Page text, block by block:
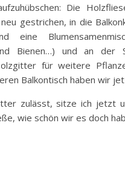
Die
gestrichen, in die
eine
Bienen…) und an der
für weitere
Balkontisch haben wir
zulässt, sitze ich jetzt
wie schön wir es doch